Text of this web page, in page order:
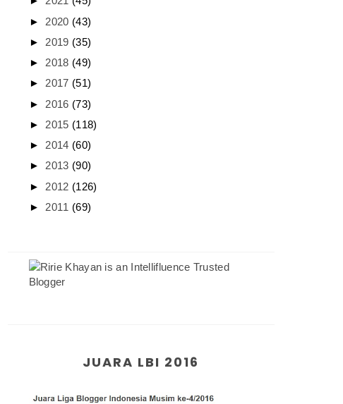
► 2020 (43)
► 2019 (35)
► 2018 (49)
►2017 (51)
► 2016 (73)
► 2015 (118)
► 2014 (60)
►2013 (90)
► 2012 (126)
► 2011 (69)
JUARA LBI 2016